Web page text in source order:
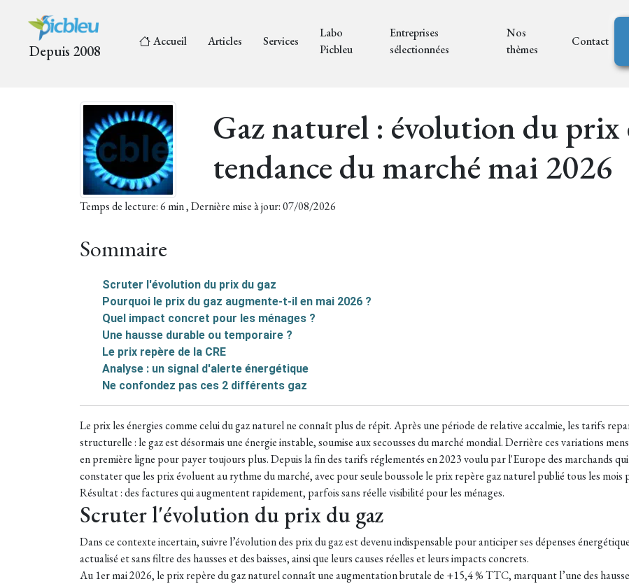
Depuis 2008
Accueil Articles Services
Labo
Picbleu
Entreprises
sélectionnées
Nos
thèmes
Contact
Gaz naturel : évolution du prix
tendance du marché mai 2026
Temps de lecture: 6 min , Dernière mise à jour: 07/08/2026
Sommaire
Scruter l'évolution du prix du gaz
Pourquoi le prix du gaz augmente-t-il en mai 2026 ?
Quel impact concret pour les ménages ?
Une hausse durable ou temporaire ?
Le prix repère de la CRE
Analyse : un signal d'alerte énergétique
Ne confondez pas ces 2 différents gaz
Le prix les énergies comme celui du gaz naturel ne connaît plus de répit. Après une période de relative accalmie, les tarifs
structurelle : le gaz est désormais une énergie instable, soumise aux secousses du marché mondial. Derrière ces variations
en première ligne pour payer toujours plus. Depuis la fin des tarifs réglementés en 2023 voulu par l'Europe des marchands
constater que les prix évoluent au rythme du marché, avec pour seule boussole le prix repère gaz naturel publié tous les mois
Résultat : des factures qui augmentent rapidement, parfois sans réelle visibilité pour les ménages.
Scruter l'évolution du prix du gaz
Dans ce contexte incertain, suivre l’évolution des prix du gaz est devenu indispensable pour anticiper ses dépenses
actualisé et sans filtre des hausses et des baisses, ainsi que leurs causes réelles et leurs impacts concrets.
Au 1er mai 2026, le prix repère du gaz naturel connaît une augmentation brutale de +15,4 % TTC, marquant l’une des